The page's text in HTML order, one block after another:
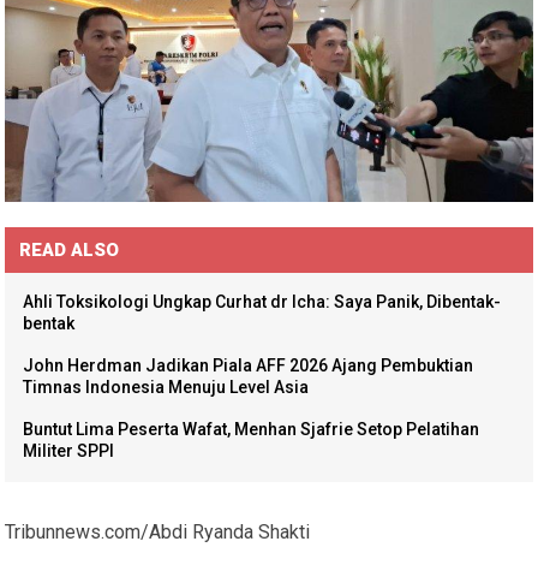
READ ALSO
Ahli Toksikologi Ungkap Curhat dr Icha: Saya Panik, Dibentak-
bentak
John Herdman Jadikan Piala AFF 2026 Ajang Pembuktian
Timnas Indonesia Menuju Level Asia
Buntut Lima Peserta Wafat, Menhan Sjafrie Setop Pelatihan
Militer SPPI
Tribunnews.com/Abdi Ryanda Shakti